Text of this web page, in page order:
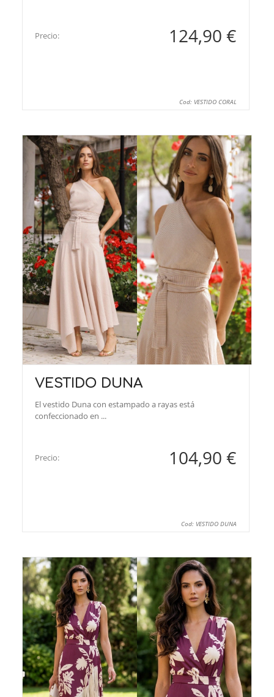
Precio: 124,90 €
Cod: VESTIDO CORAL
VESTIDO DUNA
El vestido Duna con estampado a rayas está
confeccionado en ...
Precio: 104,90 €
Cod: VESTIDO DUNA